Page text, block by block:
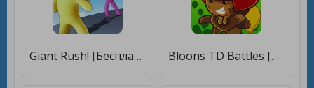
Giant Rush! [Бесплатные покупки] Bloons TD Battles [Бесплатные покупки]